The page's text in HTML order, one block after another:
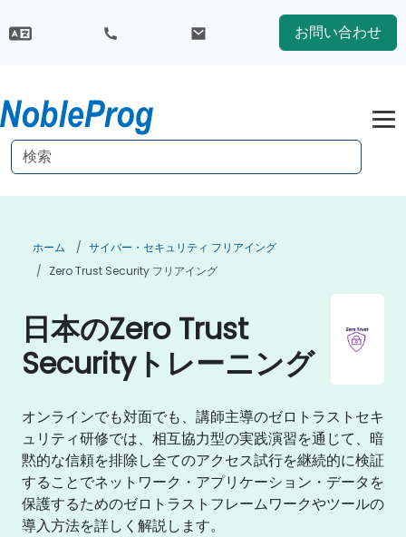
お問い合わせ
ホーム
サイバー・セキュリティ フリアイング
Zero Trust Security フリアイング
日本のZero Trust
Securityトレーニング
オンラインでも対面でも、講師主導のゼロトラストセキ
ュリティ研修では、相互協力型の実践演習を通じて、暗
黙的な信頼を排除し全てのアクセス試行を継続的に検証
することでネットワーク・アプリケーション・データを
保護するためのゼロトラストフレームワークやツールの
導入方法を詳しく解説します。